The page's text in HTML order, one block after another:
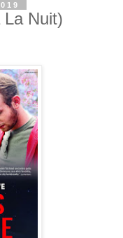
Nuit)